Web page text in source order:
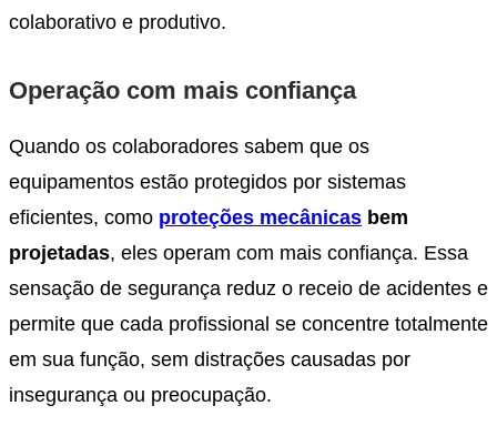
colaborativo e produtivo.
Operação com mais confiança
Quando os colaboradores sabem que os
equipamentos estão protegidos por sistemas
eficientes, como proteções mecânicas bem
projetadas, eles operam com mais confiança. Essa
sensação de segurança reduz o receio de acidentes e
permite que cada profissional se concentre totalmente
em sua função, sem distrações causadas por
insegurança ou preocupação.